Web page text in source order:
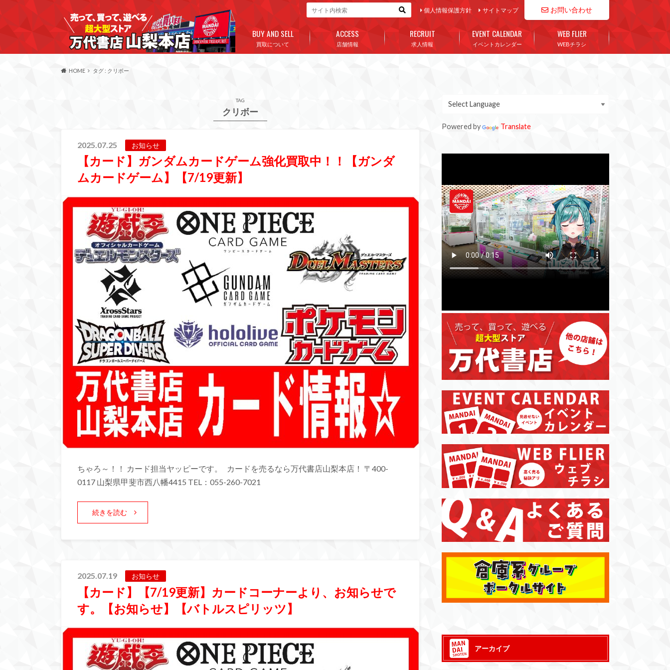
お問い合わせ
個人情報保護方針 サイトマップ
買取について
BUY AND SELL
店舗情報
ACCESS
求人情報
RECRUIT
イベントカレンダー
EVENT CALENDAR
WEBチラシ
WEB FLIER
HOME タグ : クリボー
TAG
クリボー
2025.07.25 お知らせ
【カード】ガンダムカードゲーム強化買取中！！【ガンダ
ムカードゲーム】【7/19更新】
ちゃろ～！！ カード担当ヤッピーです。 カードを売るなら万代書店山梨本店！ 〒400-
0117 山梨県甲斐市西八幡4415 TEL：055-260-7021
続きを読む
2025.07.19 お知らせ
【カード】【7/19更新】カードコーナーより、お知らせで
す。【お知らせ】【バトルスピリッツ】
Powered by Translate
アーカイブ